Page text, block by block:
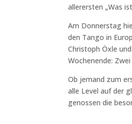
allerersten „Was
Am Donnerstag
den Tango in
Christoph Öxle
Wochenende:
Ob jemand zum
alle Level auf der
genossen die